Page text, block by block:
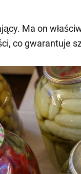
Ma on
co gwarantuje